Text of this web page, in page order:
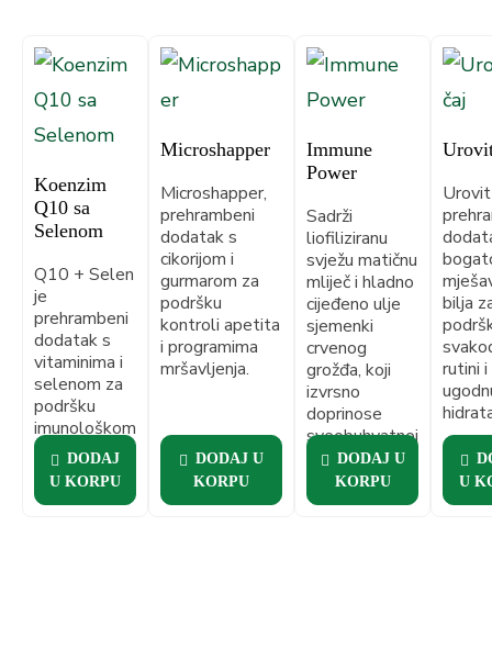
Koenzim
Q10 sa
Selenom
Q10 + Selen
je
prehrambeni
dodatak s
vitaminima i
selenom za
podršku
imunološkom
sistemu i
zaštitu ćelija.
DODAJ
U KORPU
Microshapper
Microshapper,
prehrambeni
dodatak s
cikorijom i
gurmarom za
podršku
kontroli apetita
i programima
mršavljenja.
DODAJ U
KORPU
Immune
Power
Sadrži
liofiliziranu
svježu matičnu
mliječ i hladno
cijeđeno ulje
sjemenki
crvenog
grožđa, koji
izvrsno
doprinose
sveobuhvatnoj
podršci tijelu.
DODAJ U
KORPU
bilja
rutini i
U